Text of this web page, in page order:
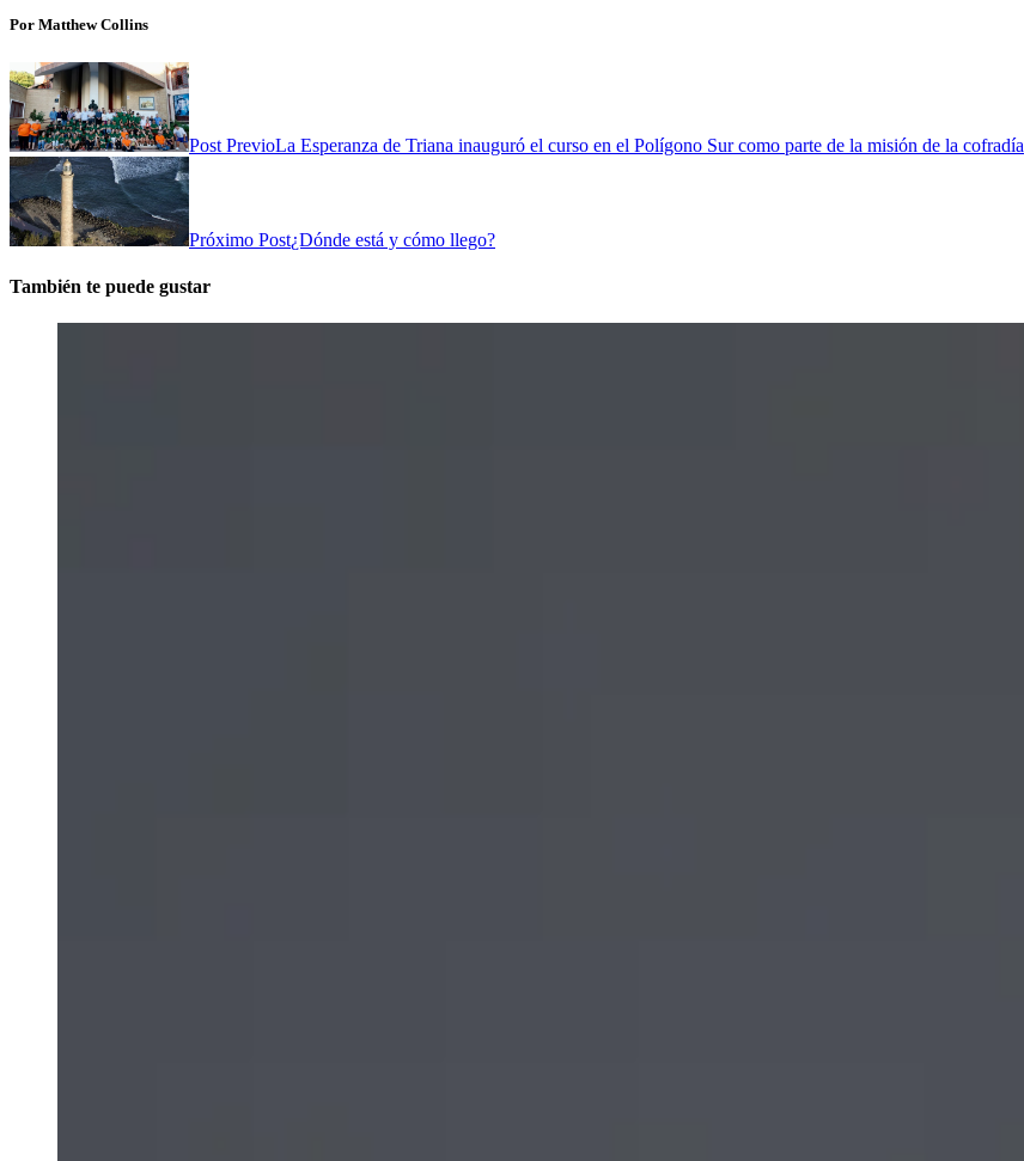
Por Matthew Collins
Post PrevioLa Esperanza de Triana inauguró el curso en el Polígono Sur como parte de la misión de la cofradía
Próximo Post¿Dónde está y cómo llego?
También te puede gustar